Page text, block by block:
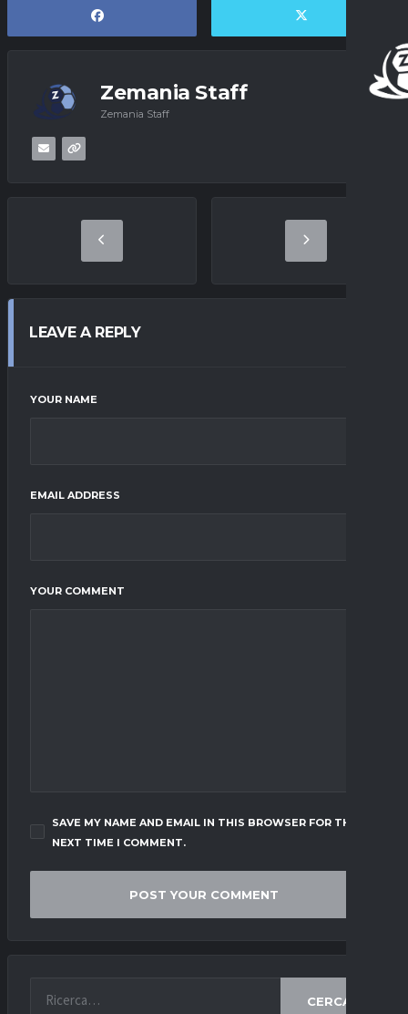
Zemania Staff
Zemania Staff
LEAVE A REPLY
YOUR NAME
EMAIL ADDRESS
YOUR COMMENT
SAVE MY NAME AND EMAIL IN THIS BROWSER FOR THE
NEXT TIME I COMMENT.
CERCA